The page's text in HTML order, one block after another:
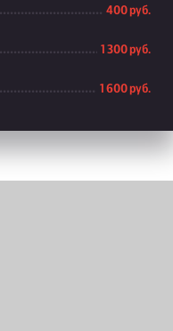
400 руб.
1 300 руб.
1 600 руб.